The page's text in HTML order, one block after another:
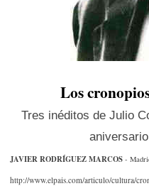
Los
Tres inéditos de Julio
JAVIER RODRÍGUEZ MARCOS -
http://www.elpais.com/articulo/cultura/